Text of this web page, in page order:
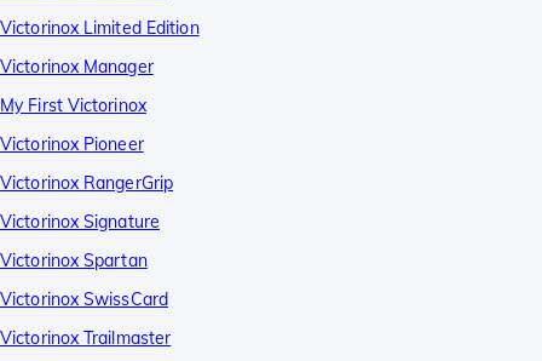
Victorinox Limited Edition
Victorinox Manager
My First Victorinox
Victorinox Pioneer
Victorinox RangerGrip
Victorinox Signature
Victorinox Spartan
Victorinox SwissCard
Victorinox Trailmaster